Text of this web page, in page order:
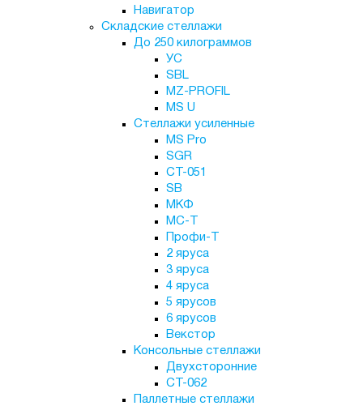
Навигатор
Складские стеллажи
До 250 килограммов
УС
SBL
MZ-PROFIL
MS U
Стеллажи усиленные
MS Pro
SGR
СТ-051
SB
МКФ
МС-Т
Профи-Т
2 яруса
3 яруса
4 яруса
5 ярусов
6 ярусов
Векстор
Консольные стеллажи
Двухсторонние
СТ-062
Паллетные стеллажи